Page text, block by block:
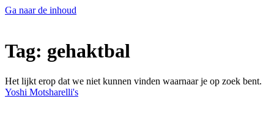
Ga naar de inhoud
Tag: gehaktbal
Het lijkt erop dat we niet kunnen vinden waarnaar je op zoek bent.
Yoshi Motsharelli's